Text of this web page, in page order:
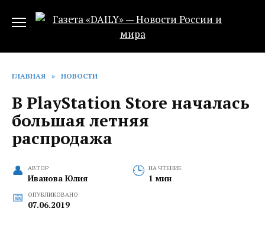
ГЛАВНАЯ » НОВОСТИ
В PlayStation Store началась
большая летняя
распродажа
АВТОР
Иванова Юлия
НА ЧТЕНИЕ
1 мин
ОПУБЛИКОВАНО
07.06.2019